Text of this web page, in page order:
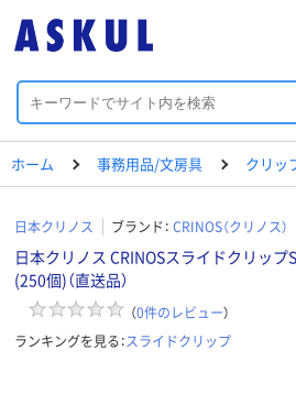
ホーム 事務用品/文房具 クリッ
日本クリノス ブランド： CRINOS（クリノス）
日本クリノス CRINOSスライドクリップ
(250個)（直送品）
（0件のレビュー）
ランキングを見る：スライドクリップ